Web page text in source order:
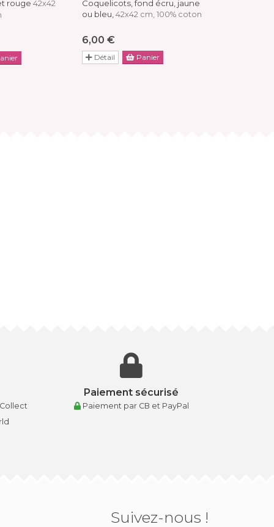
rouge 42x42
Coquelicots, fond écru, jaune
ou bleu, 42x42 cm, 100% coton
6,00 €
Détail Panier
Paiement sécurisé
Paiement par CB et PayPal
Suivez-nous !